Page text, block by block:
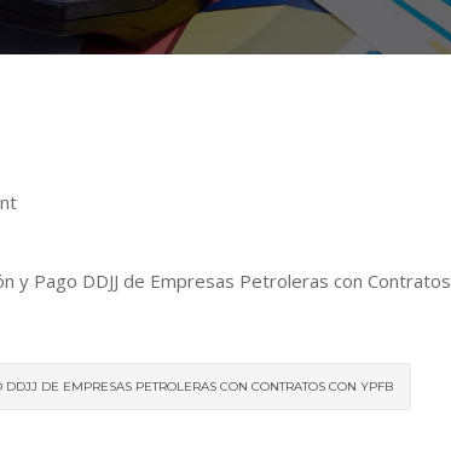
y Pago DDJJ de Empresas Petroleras con Contratos
DE EMPRESAS PETROLERAS CON CONTRATOS CON YPFB